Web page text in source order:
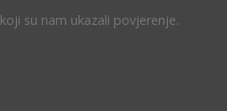
koji su nam ukazali povjerenje.